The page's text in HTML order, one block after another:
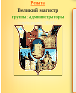
Рената
Великий магистр
группа: администраторы
сообщений: 30442